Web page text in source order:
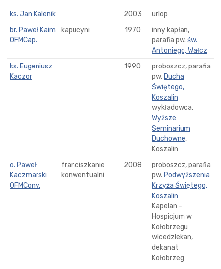
ks. Jan Kalenik
2003
urlop
br. Paweł Kaim
OFMCap.
kapucyni 1970
inny kapłan,
parafia pw. św.
Antoniego, Wałcz
ks. Eugeniusz
Kaczor
1990
proboszcz, parafia
pw. Ducha
Świętego,
Koszalin
wykładowca,
Wyższe
Seminarium
Duchowne,
Koszalin
o. Paweł
Kaczmarski
OFMConv.
franciszkanie
konwentualni
2008
proboszcz, parafia
pw. Podwyższenia
Krzyża Świętego,
Koszalin
Kapelan -
Hospicjum w
Kołobrzegu
wicedziekan,
dekanat
Kołobrzeg